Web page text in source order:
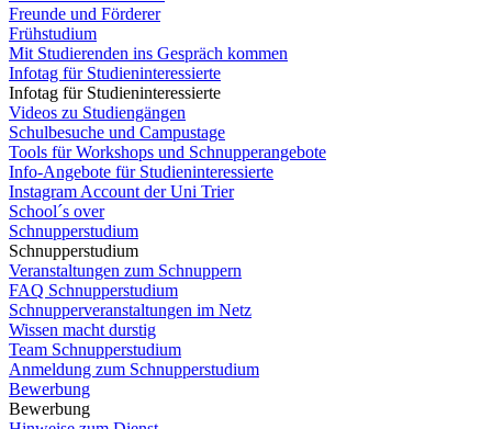
Freunde und Förderer
Frühstudium
Mit Studierenden ins Gespräch kommen
Infotag für Studieninteressierte
Infotag für Studieninteressierte
Videos zu Studiengängen
Schulbesuche und Campustage
Tools für Workshops und Schnupperangebote
Info-Angebote für Studieninteressierte
Instagram Account der Uni Trier
School´s over
Schnupperstudium
Schnupperstudium
Veranstaltungen zum Schnuppern
FAQ Schnupperstudium
Schnupperveranstaltungen im Netz
Wissen macht durstig
Team Schnupperstudium
Anmeldung zum Schnupperstudium
Bewerbung
Bewerbung